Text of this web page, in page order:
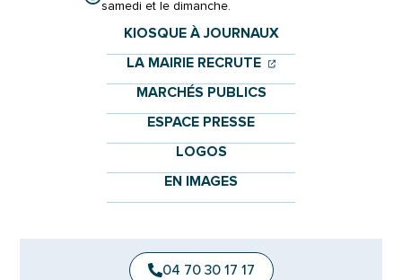
samedi et le dimanche.
KIOSQUE À JOURNAUX
LA MAIRIE RECRUTE (OUVERTURE
(OUVERTURE
MARCHÉS PUBLICS
ESPACE PRESSE
LOGOS
EN IMAGES
04 70 30 17 17